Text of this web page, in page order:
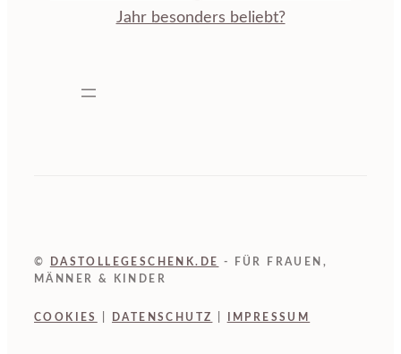
Jahr besonders beliebt?
© DASTOLLEGESCHENK.DE
- FÜR FRAUEN,
MÄNNER & KINDER
COOKIES DATENSCHUTZ IMPRESSUM